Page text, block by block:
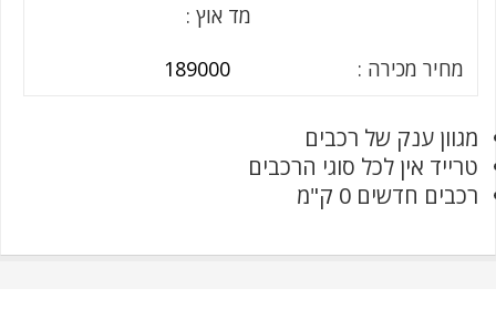
מד אוץ :
189000
מחיר מכירה :
מגוון ענק של רכבים
טרייד אין לכל סוגי הרכבים
רכבים חדשים 0 ק"מ